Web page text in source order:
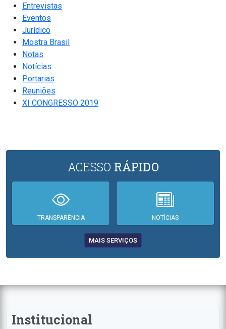
Entrevistas
Eventos
Jurídico
Mostra Brasil
Notas
Notícias
Portarias
Reuniões
XI CONGRESSO 2019
ACESSO RÁPIDO
TRANSPARÊNCIA NOTÍCIAS
MAIS SERVIÇOS
Institucional